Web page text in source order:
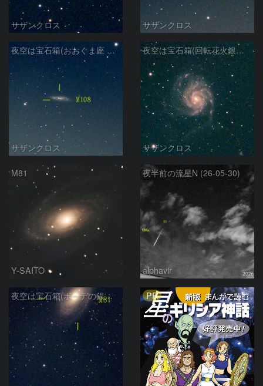
サザンクロス サザンクロス
夜空は宝石箱(おおぐま座 M108) Seestar50
サザンクロス
夜空は宝石箱(回転花火銀河 M101) Seestar50
サザンクロス
M81
Y-SAITO
夜半前の流星N (26-05-30)
alphavir
夜空は宝石箱(ボーデの銀河 M81) Seestar50 PR